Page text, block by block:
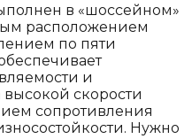
в «шоссейном»
расположением
по пяти
и
скорости
сопротивления
Нужно